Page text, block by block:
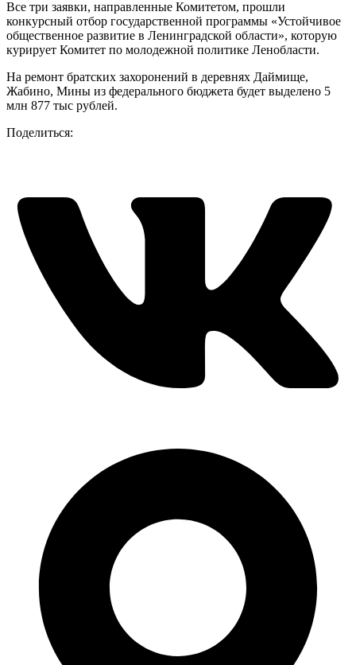
Все три заявки, направленные Комитетом, прошли
конкурсный отбор государственной программы «Устойчивое
общественное развитие в Ленинградской области», которую
курирует Комитет по молодежной политике Ленобласти.
На ремонт братских захоронений в деревнях Даймище,
Жабино, Мины из федерального бюджета будет выделено 5
млн 877 тыс рублей.
Поделиться: